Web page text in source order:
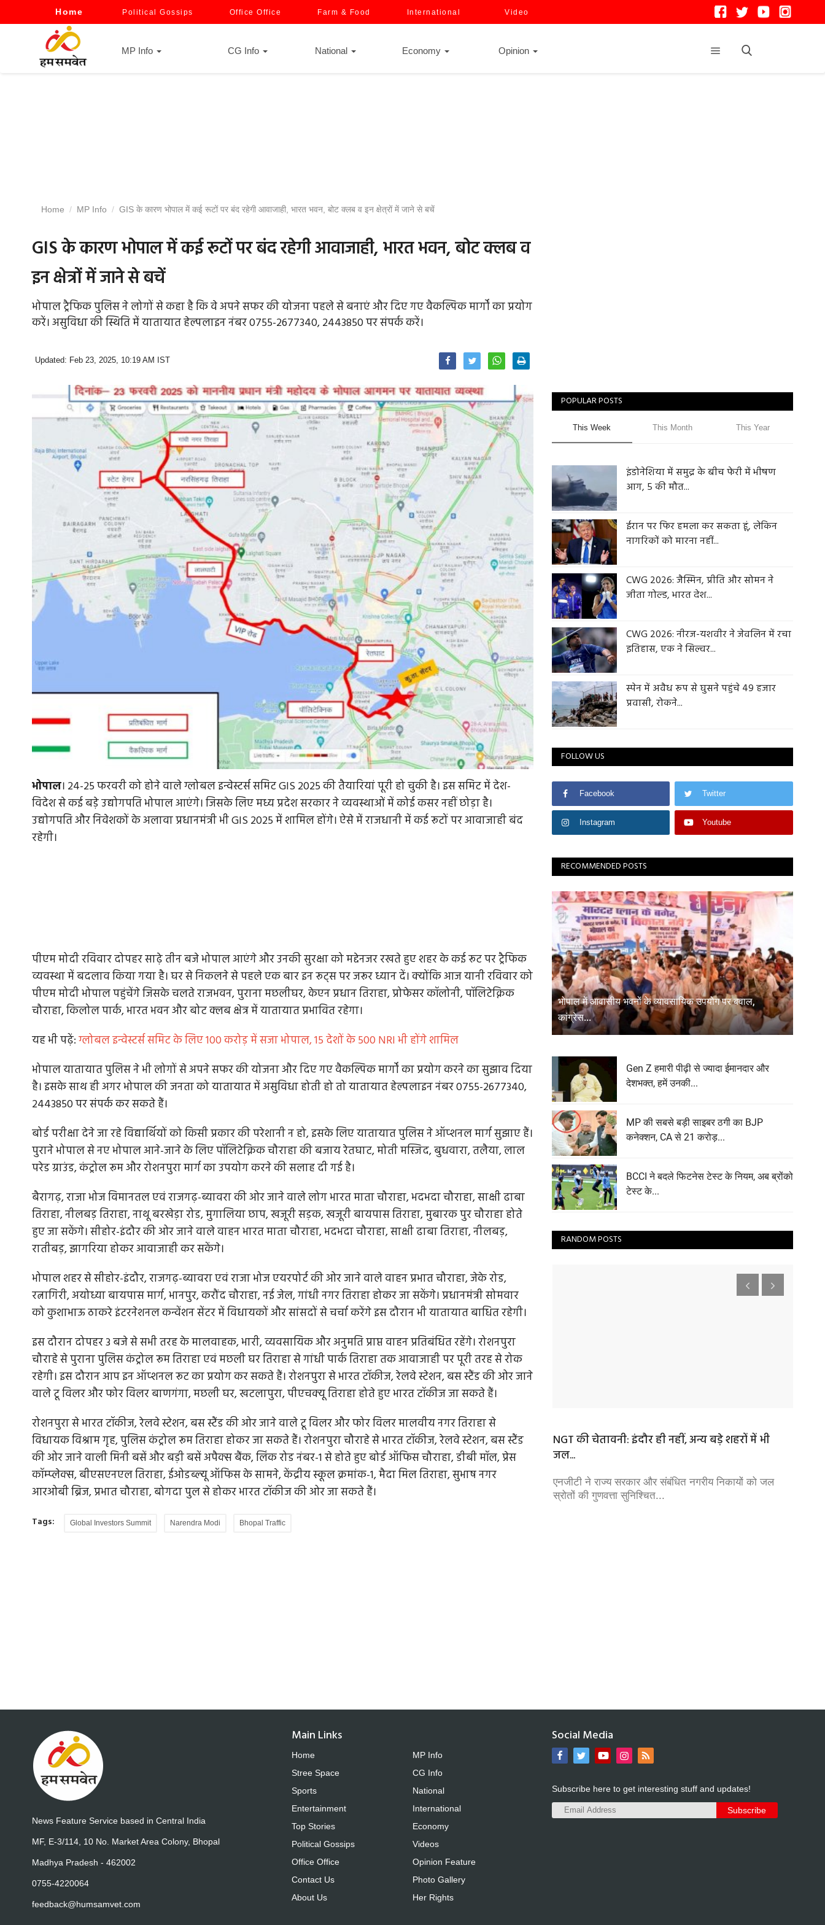
Home Political Gossips Office Office Farm & Food International Video
MP Info CG Info National Economy Opinion
Home MP Info GIS के कारण भोपाल में कई रूटों पर बंद रहेगी आवाजाही, भारत भवन, बोट क्लब व इन क्षेत्रों में जाने से बचें
GIS के कारण भोपाल में कई रूटों पर बंद रहेगी आवाजाही, भारत भवन, बोट क्लब व
इन क्षेत्रों में जाने से बचें
भोपाल ट्रैफिक पुलिस ने लोगों से कहा है कि वे अपने सफर की योजना पहले से बनाएं और दिए गए वैकल्पिक मार्गों का प्रयोग
करें। असुविधा की स्थिति में यातायात हेल्पलाइन नंबर 0755-2677340, 2443850 पर संपर्क करें।
Updated: Feb 23, 2025, 10:19 AM IST
भोपाल। 24-25 फरवरी को होने वाले ग्लोबल इन्वेस्टर्स समिट GIS 2025 की तैयारियां पूरी हो चुकी है। इस समिट में देश-
विदेश से कई बड़े उद्योगपति भोपाल आएंगे। जिसके लिए मध्य प्रदेश सरकार ने व्यवस्थाओं में कोई कसर नहीं छोड़ा है।
उद्योगपति और निवेशकों के अलावा प्रधानमंत्री भी GIS 2025 में शामिल होंगे। ऐसे में राजधानी में कई रूटों पर आवाजाही बंद
रहेगी।
पीएम मोदी रविवार दोपहर साढ़े तीन बजे भोपाल आएंगे और उनकी सुरक्षा को मद्देनजर रखते हुए शहर के कई रूट पर ट्रैफिक
व्यवस्था में बदलाव किया गया है। घर से निकलने से पहले एक बार इन रूट्स पर जरूर ध्यान दें। क्योंकि आज यानी रविवार को
पीएम मोदी भोपाल पहुंचेंगे जिसके चलते राजभवन, पुराना मछलीघर, केएन प्रधान तिराहा, प्रोफेसर कॉलोनी, पॉलिटेक्निक
चौराहा, किलोल पार्क, भारत भवन और बोट क्लब क्षेत्र में यातायात प्रभावित रहेगा।
यह भी पढ़ें:ग्लोबल इन्वेस्टर्स समिट के लिए 100 करोड़ में सजा भोपाल, 15 देशों के 500 NRI भी होंगे शामिल
भोपाल यातायात पुलिस ने भी लोगों से अपने सफर की योजना और दिए गए वैकल्पिक मार्गों का प्रयोग करने का सुझाव दिया
है। इसके साथ ही अगर भोपाल की जनता को यातायात में असुविधा होती हो तो यातायात हेल्पलाइन नंबर 0755-2677340,
2443850 पर संपर्क कर सकते हैं।
बोर्ड परीक्षा देने जा रहे विद्यार्थियों को किसी प्रकार की परेशानी न हो, इसके लिए यातायात पुलिस ने ऑप्शनल मार्ग सुझाए हैं।
पुराने भोपाल से नए भोपाल आने-जाने के लिए पॉलिटेक्निक चौराहा की बजाय रेतघाट, मोती मस्जिद, बुधवारा, तलैया, लाल
परेड ग्राउंड, कंट्रोल रूम और रोशनपुरा मार्ग का उपयोग करने की सलाह दी गई है।
बैरागढ़, राजा भोज विमानतल एवं राजगढ़-ब्यावरा की ओर जाने वाले लोग भारत माता चौराहा, भदभदा चौराहा, साक्षी ढाबा
तिराहा, नीलबड़ तिराहा, नाथू बरखेड़ा रोड, मुगालिया छाप, खजूरी सड़क, खजूरी बायपास तिराहा, मुबारक पुर चौराहा होते
हुए जा सकेंगे। सीहोर-इंदौर की ओर जाने वाले वाहन भारत माता चौराहा, भदभदा चौराहा, साक्षी ढाबा तिराहा, नीलबड़,
रातीबड़, झागरिया होकर आवाजाही कर सकेंगे।
भोपाल शहर से सीहोर-इंदौर, राजगढ़-ब्यावरा एवं राजा भोज एयरपोर्ट की ओर जाने वाले वाहन प्रभात चौराहा, जेके रोड,
रत्नागिरी, अयोध्या बायपास मार्ग, भानपुर, करौंद चौराहा, नई जेल, गांधी नगर तिराहा होकर जा सकेंगे। प्रधानमंत्री सोमवार
को कुशाभाऊ ठाकरे इंटरनेशनल कन्वेंशन सेंटर में विधायकों और सांसदों से चर्चा करेंगे इस दौरान भी यातायात बाधित रहेगी।
इस दौरान दोपहर 3 बजे से सभी तरह के मालवाहक, भारी, व्यवसायिक और अनुमति प्राप्त वाहन प्रतिबंधित रहेंगे। रोशनपुरा
चौराहे से पुराना पुलिस कंट्रोल रूम तिराहा एवं मछली घर तिराहा से गांधी पार्क तिराहा तक आवाजाही पर पूरी तरह से रोक
रहेगी। इस दौरान आप इन ऑप्शनल रूट का प्रयोग कर सकते हैं। रोशनपुरा से भारत टॉकीज, रेलवे स्टेशन, बस स्टैंड की ओर जाने
वाले टू विलर और फोर विलर बाणगंगा, मछली घर, खटलापुरा, पीएचक्यू तिराहा होते हुए भारत टॉकीज जा सकते हैं।
रोशनपुरा से भारत टॉकीज, रेलवे स्टेशन, बस स्टैंड की ओर जाने वाले टू विलर और फोर विलर मालवीय नगर तिराहा से
विधायक विश्राम गृह, पुलिस कंट्रोल रूम तिराहा होकर जा सकते हैं। रोशनपुरा चौराहे से भारत टॉकीज, रेलवे स्टेशन, बस स्टैंड
की ओर जाने वाली मिनी बसें और बड़ी बसें अपैक्स बैंक, लिंक रोड नंबर-1 से होते हुए बोर्ड ऑफिस चौराहा, डीबी मॉल, प्रेस
कॉम्प्लेक्स, बीएसएनएल तिराहा, ईओडब्ल्यू ऑफिस के सामने, केंद्रीय स्कूल क्रमांक-1, मैदा मिल तिराहा, सुभाष नगर
आरओबी ब्रिज, प्रभात चौराहा, बोगदा पुल से होकर भारत टॉकीज की ओर जा सकते हैं।
Tags: Global Investors Summit Narendra Modi Bhopal Traffic
POPULAR POSTS
This Week This Month This Year
इंडोनेशिया में समुद्र के बीच फेरी में भीषण
आग, 5 की मौत...
ईरान पर फिर हमला कर सकता हूं, लेकिन
नागरिकों को मारना नहीं...
CWG 2026: जैस्मिन, प्रीति और सोमन ने
जीता गोल्ड, भारत देश...
CWG 2026: नीरज-यशवीर ने जेवलिन में रचा
इतिहास, एक ने सिल्वर...
स्पेन में अवैध रूप से घुसने पहुंचे 49 हजार
प्रवासी, रोकने...
FOLLOW US
Facebook Twitter
Instagram Youtube
RECOMMENDED POSTS
भोपाल में आवासीय भवनों के व्यावसायिक उपयोग पर बवाल,
कांग्रेस...
Gen Z हमारी पीढ़ी से ज्यादा ईमानदार और
देशभक्त, हमें उनकी...
MP की सबसे बड़ी साइबर ठगी का BJP
कनेक्शन, CA से 21 करोड़...
BCCI ने बदले फिटनेस टेस्ट के नियम, अब ब्रोंको
टेस्ट के...
RANDOM POSTS
क्‍या इंदौर
पूरा होने का
प्रवासी और ग्लोबल समिट के राजनीतिक मायने
इवेंट मैनेजमेंट से बनाई और चलाई जाने वाली सरकारें जानती है
आम को खास बनाना हो और...
डॉक्टर बनने का सपना अधूरा रह गया, NEET रीएग्जाम में
11...
महाराष्ट्र के अहिल्यानगर में NEET री-एग्जाम का कटऑफ न
क्लीयर होने पर 19 वर्षीय छात्रा...
NGT की चेतावनी: इंदौर ही नहीं, अन्य बड़े शहरों में भी
जल...
एनजीटी ने राज्य सरकार और संबंधित नगरीय निकायों को जल
स्रोतों की गुणवत्ता सुनिश्चित...
News Feature Service based in Central India
MF, E-3/114, 10 No. Market Area Colony, Bhopal
Madhya Pradesh - 462002
0755-4220064
feedback@humsamvet.com
Main Links
Home
Stree Space
Sports
Entertainment
Top Stories
Political Gossips
Office Office
Contact Us
About Us
MP Info
CG Info
National
International
Economy
Videos
Opinion Feature
Photo Gallery
Her Rights
Social Media
Subscribe here to get interesting stuff and updates!